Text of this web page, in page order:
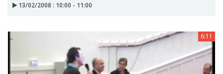
13/02/2008 : 10:00 - 11:00
6:11